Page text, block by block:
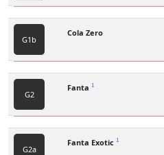
G1b
Cola Zero
G2
Fanta 1
G2a
Fanta Exotic 1